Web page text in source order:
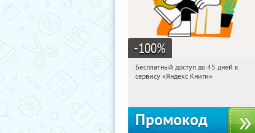
-100%
20:22:31
Получи первым!
Бесплатный доступ до 45 дней к
сервису «Яндекс Книги»
Промокод